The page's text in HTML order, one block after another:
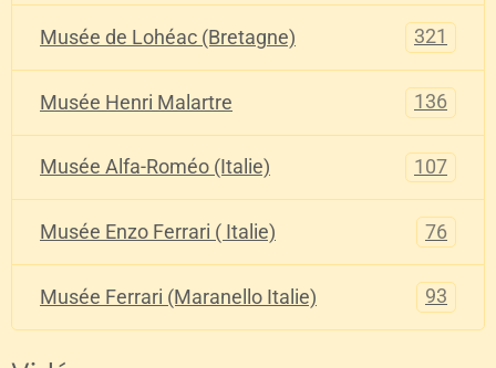
Musée de Lohéac (Bretagne) 321
Musée Henri Malartre 136
Musée Alfa-Roméo (Italie) 107
Musée Enzo Ferrari ( Italie) 76
Musée Ferrari (Maranello Italie) 93